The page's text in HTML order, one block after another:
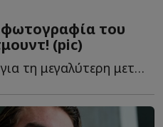
του
(pic)
Η αντίστροφη μέτρηση για τη μεγαλύτερη μεταγραφή της κ...